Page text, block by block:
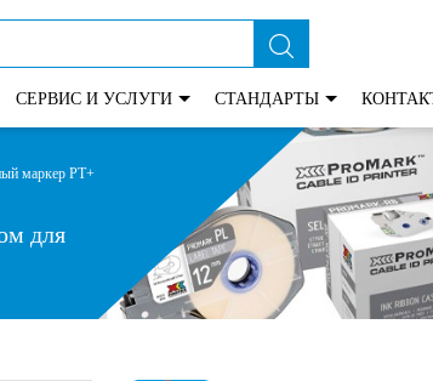
СЕРВИС И УСЛУГИ СТАНДАРТЫ
маркер PT+
для